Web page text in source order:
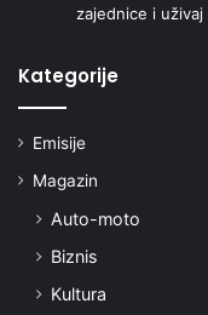
zajednice i
Kategorije
Emisije
Magazin
Auto-moto
Biznis
Kultura